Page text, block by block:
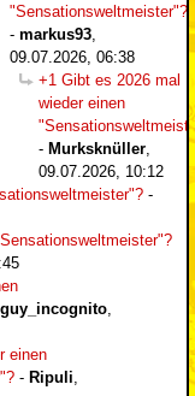
"Sensationsweltmeister"?
- markus93
09.07.2026, 06:38
+1 Gibt es 2026 mal
wieder einen
- Murksknüller
09.07.2026, 10:12
-
guy_incognito
einen
- Ripuli